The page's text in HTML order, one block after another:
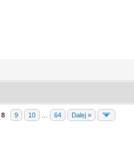
8 9 10 64 Dalej »